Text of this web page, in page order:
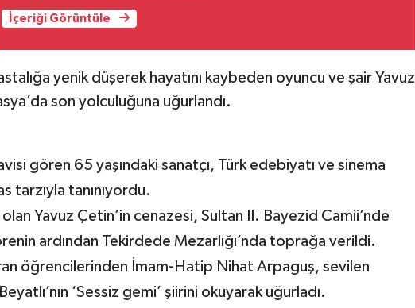
İçeriği Görüntüle
yenik düşerek hayatını kaybeden oyuncu ve şair Yavuz
son yolculuğuna uğurlandı.
gören 65 yaşındaki sanatçı, Türk edebiyatı ve sinema
tarzıyla tanınıyordu.
olan Yavuz Çetin’in cenazesi, Sultan II. Bayezid Camii’nde
ardından Tekirdede Mezarlığı’nda toprağa verildi.
öğrencilerinden İmam-Hatip Nihat Arpaguş, sevilen
‘Sessiz gemi’ şiirini okuyarak uğurladı.